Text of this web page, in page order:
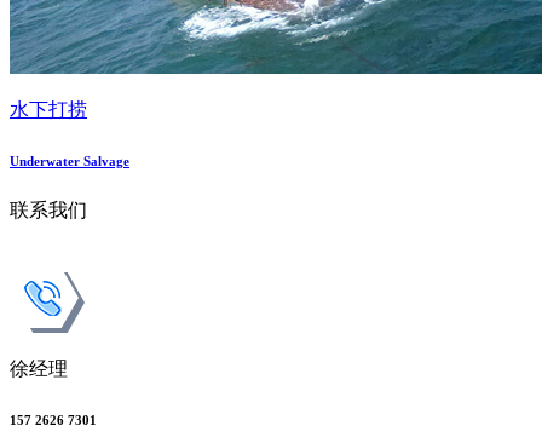
水下打捞
Underwater Salvage
联系我们
徐经理
157 2626 7301